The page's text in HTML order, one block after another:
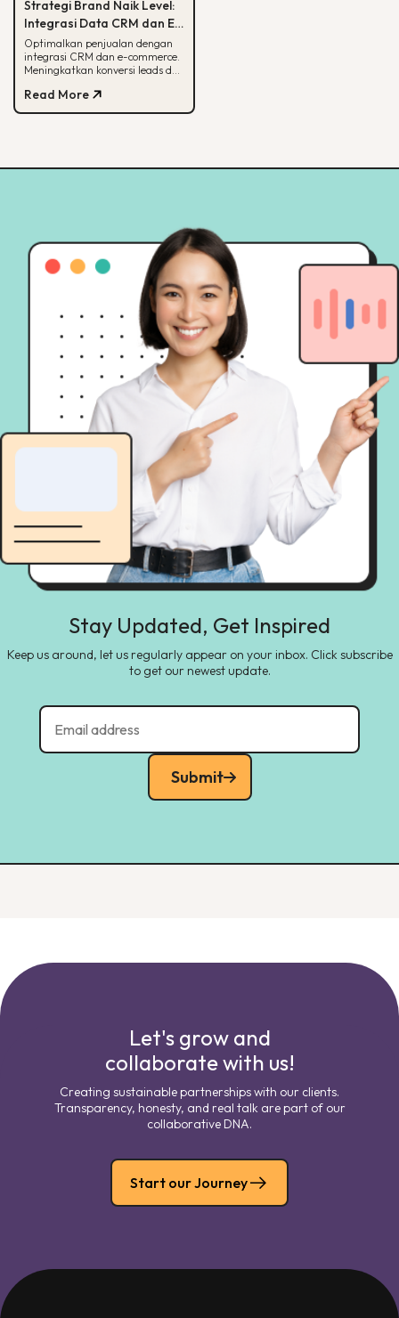
Strategi Brand Naik Level:
Integrasi Data CRM dan E-
commerce
Optimalkan penjualan dengan
integrasi CRM dan e-commerce.
Meningkatkan konversi leads dan
terarah
Read More
Stay Updated, Get Inspired
Keep us around, let us regularly appear on your inbox. Click subscribe
to get our newest update.
Submit
Let's grow and
collaborate with us!
Creating sustainable partnerships with our clients.
Transparency, honesty, and real talk are part of our
collaborative DNA.
Start our Journey